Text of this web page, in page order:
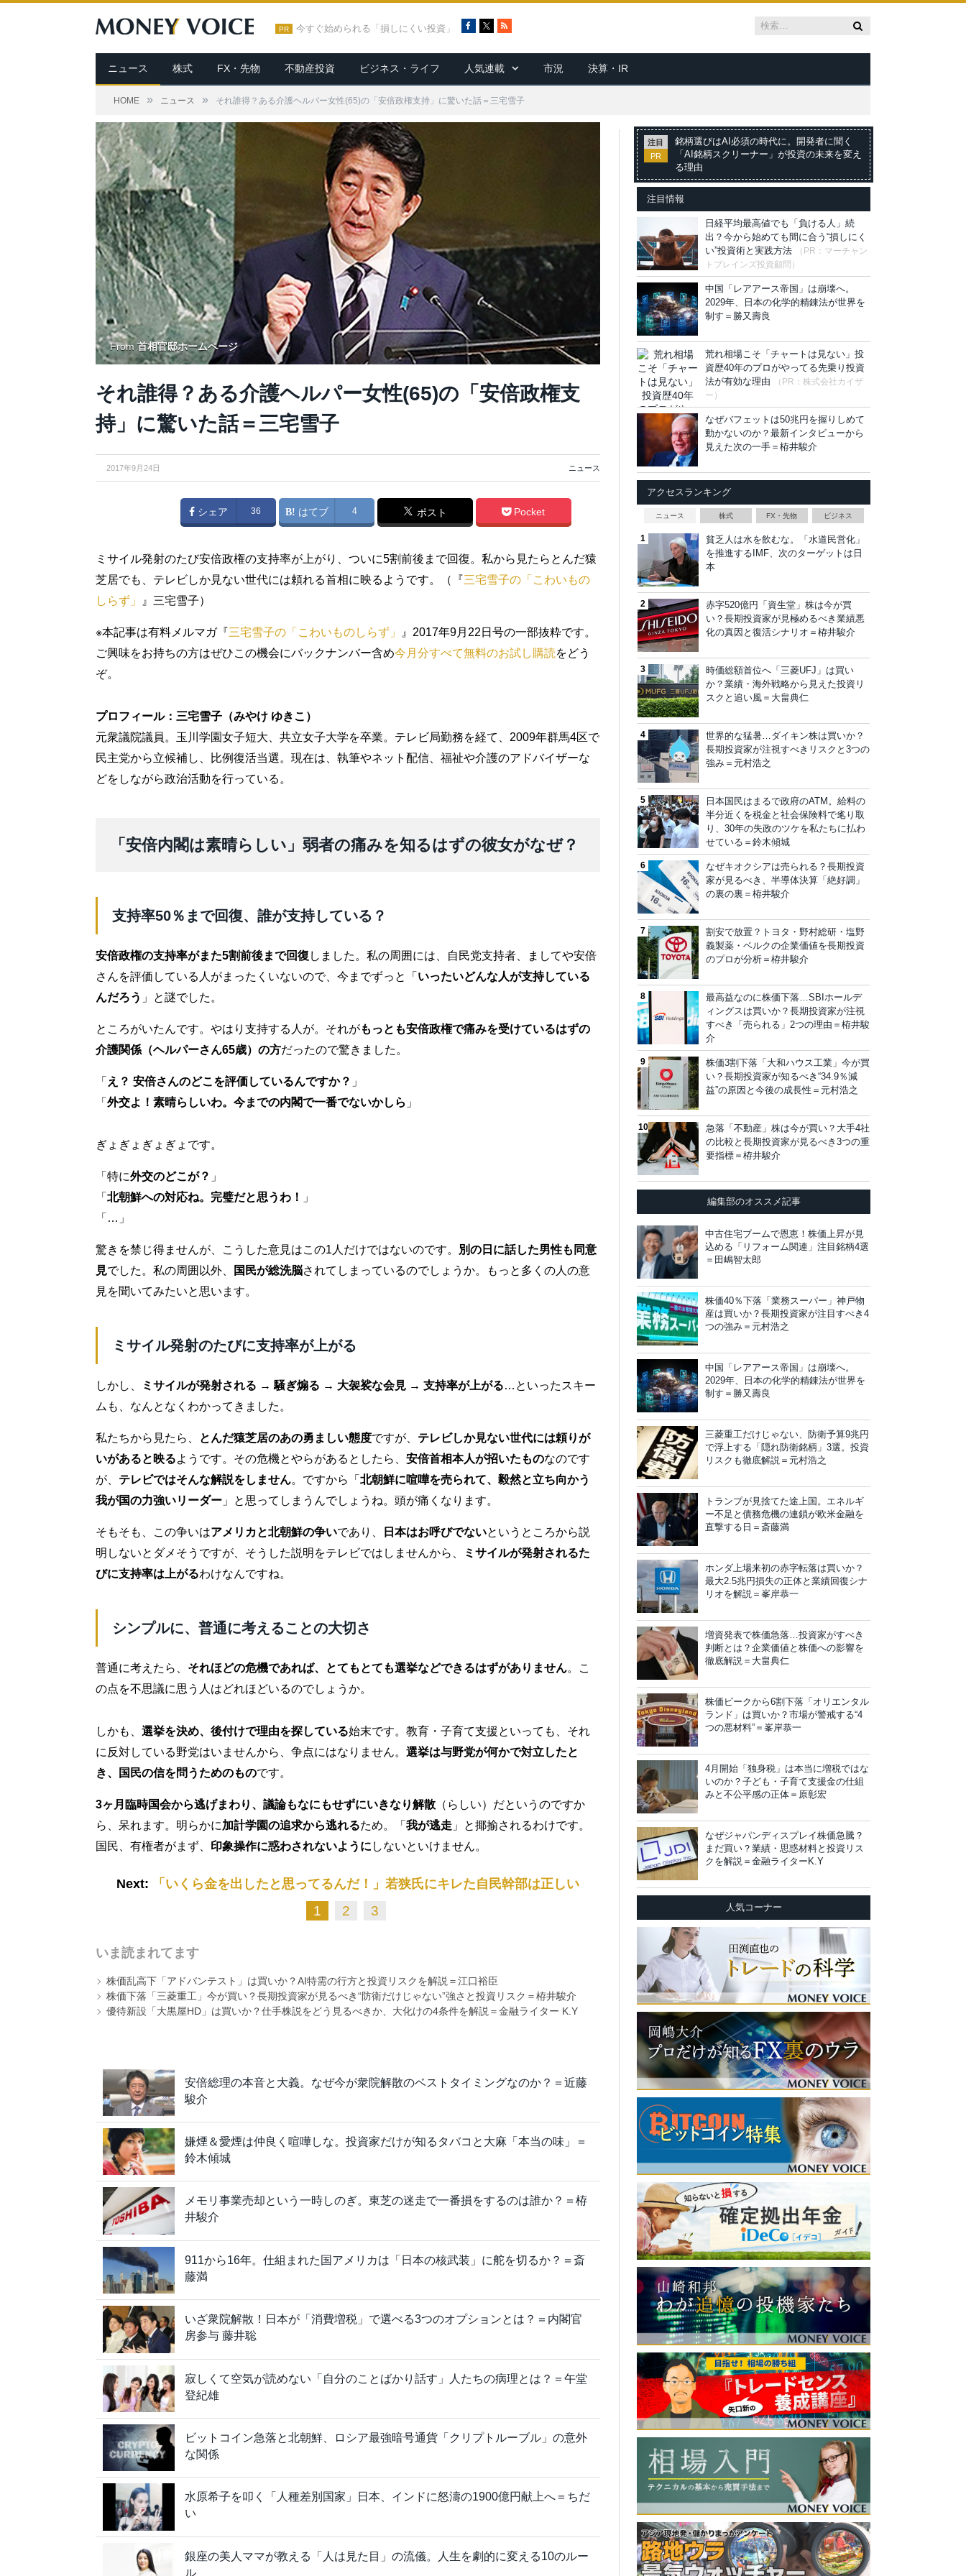
PR 今すぐ始められる「損しにくい投資」
c
e
b
o
R
S
ニュース 株式 FX・先物 不動産投資 ビジネス・ライフ 人気連載 市況 決算・IR
HOME » ニュース » それ誰得？ある介護ヘルパー女性(65)の「安倍政権支持」に驚いた話＝三宅雪子
From 首相官邸ホームページ
それ誰得？ある介護ヘルパー女性(65)の「安倍政権支
持」に驚いた話＝三宅雪子
2017年9月24日 ニュース
シェア 36 はてブ 4 ポスト Pocket
ミサイル発射のたび安倍政権の支持率が上がり、ついに5割前後まで回復。私から見たらとんだ猿
芝居でも、テレビしか見ない世代には頼れる首相に映るようです。（『三宅雪子の「こわいもの
しらず」
』三宅雪子）
※本記事は有料メルマガ『三宅雪子の「こわいものしらず」
』2017年9月22日号の一部抜粋です。
ご興味をお持ちの方はぜひこの機会にバックナンバー含め今月分すべて無料のお試し購読をどう
ぞ。
プロフィール：三宅雪子（みやけ ゆきこ）
元衆議院議員。玉川学園女子短大、共立女子大学を卒業。テレビ局勤務を経て、2009年群馬4区で
民主党から立候補し、比例復活当選。現在は、執筆やネット配信、福祉や介護のアドバイザーな
どをしながら政治活動を行っている。
「安倍内閣は素晴らしい」弱者の痛みを知るはずの彼女がなぜ？
支持率50％まで回復、誰が支持している？
安倍政権の支持率がまた5割前後まで回復 しました。私の周囲には、自民党支持者、ましてや安倍
さんを評価している人がまったくいないので、今までずっと「 いったいどんな人が支持している
んだろう 」と謎でした。
ところがいたんです。やはり支持する人が。それがもっとも安倍政権で痛みを受けているはずの
介護関係（ヘルパーさん65歳）の方だったので驚きました。
「 え？ 安倍さんのどこを評価しているんですか？ 」
「 外交よ！素晴らしいわ。今までの内閣で一番でないかしら 」
ぎょぎょぎょぎょです。
「特に外交のどこが？ 」
「 北朝鮮への対応ね。完璧だと思うわ！
」
「…」
驚きを禁じ得ませんが、こうした意見はこの1人だけではないのです。
別の日に話した男性も同意
見でした。私の周囲以外、 国民が総洗脳されてしまっているのでしょうか。もっと多くの人の意
見を聞いてみたいと思います。
ミサイル発射のたびに支持率が上がる
しかし、 ミサイルが発射される → 騒ぎ煽る → 大袈裟な会見 → 支持率が上がる…といったスキー
ムも、なんとなくわかってきました。
私たちから見たら、 とんだ猿芝居のあの勇ましい態度ですが、 テレビしか見ない世代には頼りが
いがあると映るようです。その危機とやらがあるとしたら、 安倍首相本人が招いたものなのです
が、 テレビではそんな解説をしません。ですから「 北朝鮮に喧嘩を売られて、毅然と立ち向かう
我が国の力強いリーダー 」と思ってしまうんでしょうね。頭が痛くなります。
そもそも、この争いはアメリカと北朝鮮の争いであり、 日本はお呼びでないというところから説
明しないとダメそうですが、そうした説明をテレビではしませんから、
ミサイルが発射されるた
びに支持率は上がるわけなんですね。
シンプルに、普通に考えることの大切さ
普通に考えたら、 それほどの危機であれば、とてもとても選挙などできるはずがありません。こ
の点を不思議に思う人はどれほどいるのでしょうか。
しかも、 選挙を決め、後付けで理由を探している始末です。教育・子育て支援といっても、それ
に反対している野党はいませんから、争点にはなりません。 選挙は与野党が何かで対立したと
き、国民の信を問うためのものです。
3ヶ月臨時国会から逃げまわり、議論もなにもせずにいきなり解散 （らしい）だというのですか
ら、呆れます。明らかに加計学園の追求から逃れるため。「 我が逃走 」と揶揄されるわけです。
国民、有権者がまず、 印象操作に惑わされないように しないといけません。
Next: 「いくら金を出したと思ってるんだ！」若狭氏にキレた自民幹部は正しい
1 2 3
いま読まれてます
株価乱高下「アドバンテスト」は買いか？AI特需の行方と投資リスクを解説＝江口裕臣
株価下落「三菱重工」今が買い？長期投資家が見るべき“防衛だけじゃない”強さと投資リスク＝栫井駿介
優待新設「大黒屋HD」は買いか？仕手株説をどう見るべきか、大化けの4条件を解説＝金融ライター K.Y
安倍総理の本音と大義。なぜ今が衆院解散のベストタイミングなのか？＝近藤
駿介
嫌煙＆愛煙は仲良く喧嘩しな。投資家だけが知るタバコと大麻「本当の味」＝
鈴木傾城
メモリ事業売却という一時しのぎ。東芝の迷走で一番損をするのは誰か？＝栫
井駿介
911から16年。仕組まれた国アメリカは「日本の核武装」に舵を切るか？＝斎
藤満
いざ衆院解散！日本が「消費増税」で選べる3つのオプションとは？＝内閣官
房参与 藤井聡
寂しくて空気が読めない「自分のことばかり話す」人たちの病理とは？＝午堂
登紀雄
ビットコイン急落と北朝鮮、ロシア最強暗号通貨「クリプトルーブル」の意外
な関係
水原希子を叩く「人種差別国家」日本、インドに怒濤の1900億円献上へ＝ちだ
い
銀座の美人ママが教える「人は見た目」の流儀。人生を劇的に変える10のルー
ル
注目
PR
銘柄選びはAI必須の時代に。開発者に聞く
「AI銘柄スクリーナー」が投資の未来を変え
る理由
注目情報
日経平均最高値でも「負ける人」続
出？今から始めても間に合う“損しにく
い”投資術と実践方法
（PR：マーチャン
トブレインズ投資顧問）
中国「レアアース帝国」は崩壊へ。
2029年、日本の化学的精錬法が世界を
制す＝勝又壽良
荒れ相場こそ「チャートは見ない」投
資歴40年のプロがやってる先乗り投資
法が有効な理由
（PR：株式会社カイザ
ー）
なぜバフェットは50兆円を握りしめて
動かないのか？最新インタビューから
見えた次の一手＝栫井駿介
アクセスランキング
ニュース 株式 FX・先物 ビジネス
貧乏人は水を飲むな。「水道民営化」
を推進するIMF、次のターゲットは日
本
赤字520億円「資生堂」株は今が買
い？長期投資家が見極めるべき業績悪
化の真因と復活シナリオ＝栫井駿介
時価総額首位へ「三菱UFJ」は買い
か？業績・海外戦略から見えた投資リ
スクと追い風＝大畠典仁
世界的な猛暑…ダイキン株は買いか？
長期投資家が注視すべきリスクと3つの
強み＝元村浩之
日本国民はまるで政府のATM。給料の
半分近くを税金と社会保険料で毟り取
り、30年の失政のツケを私たちに払わ
せている＝鈴木傾城
なぜキオクシアは売られる？長期投資
家が見るべき、半導体決算「絶好調」
の裏の裏＝栫井駿介
割安で放置？トヨタ・野村総研・塩野
義製薬・ベルクの企業価値を長期投資
のプロが分析＝栫井駿介
最高益なのに株価下落…SBIホールデ
ィングスは買いか？長期投資家が注視
すべき「売られる」2つの理由＝栫井駿
介
株価3割下落「大和ハウス工業」今が買
い？長期投資家が知るべき“34.9％減
益”の原因と今後の成長性＝元村浩之
急落「不動産」株は今が買い？大手4社
の比較と長期投資家が見るべき3つの重
要指標＝栫井駿介
編集部のオススメ記事
中古住宅ブームで恩恵！株価上昇が見
込める「リフォーム関連」注目銘柄4選
＝田嶋智太郎
株価40％下落「業務スーパー」神戸物
産は買いか？長期投資家が注目すべき4
つの強み＝元村浩之
中国「レアアース帝国」は崩壊へ。
2029年、日本の化学的精錬法が世界を
制す＝勝又壽良
三菱重工だけじゃない、防衛予算9兆円
で浮上する「隠れ防衛銘柄」3選。投資
リスクも徹底解説＝元村浩之
トランプが見捨てた途上国。エネルギ
ー不足と債務危機の連鎖が欧米金融を
直撃する日＝斎藤満
ホンダ上場来初の赤字転落は買いか？
最大2.5兆円損失の正体と業績回復シナ
リオを解説＝峯岸恭一
増資発表で株価急落…投資家がすべき
判断とは？企業価値と株価への影響を
徹底解説＝大畠典仁
株価ピークから6割下落「オリエンタル
ランド」は買いか？市場が警戒する“4
つの悪材料”＝峯岸恭一
4月開始「独身税」は本当に増税ではな
いのか？子ども・子育て支援金の仕組
みと不公平感の正体＝原彰宏
なぜジャパンディスプレイ株価急騰？
まだ買い？業績・思惑材料と投資リス
クを解説＝金融ライターK.Y
人気コーナー